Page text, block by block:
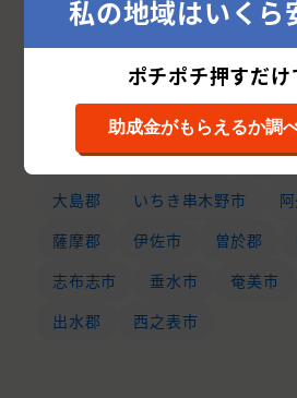
す
姶良市 霧島市
日置市 指宿市
鹿屋市
南さつま市 枕崎市
大島郡
いちき串木野市
薩摩郡
伊佐市 曽於郡
志布志市
垂水市 奄美市
出水郡
西之表市
私の地域はいくら
ポチポチ押すだけ
助成金がもらえるか調